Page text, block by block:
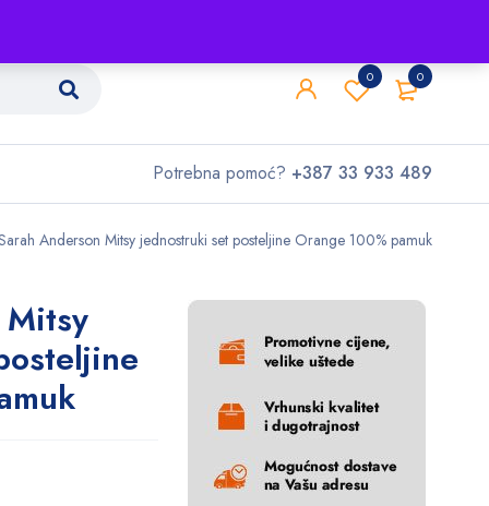
0
0
Potrebna pomoć? +387 33 933 489
Anderson Mitsy jednostruki set posteljine Orange 100% pamuk